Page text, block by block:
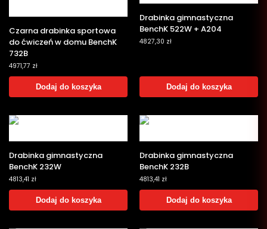
Czarna drabinka sportowa
do ćwiczeń w domu BenchK
732B
4971,77 zł
Dodaj do koszyka
Drabinka gimnastyczna
BenchK 522W + A204
4827,30 zł
Dodaj do koszyka
Drabinka gimnastyczna
BenchK 232W
4813,41 zł
Dodaj do koszyka
Drabinka gimnastyczna
BenchK 232B
4813,41 zł
Dodaj do koszyka